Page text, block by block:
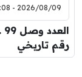
2026/08/09 - 11:08
رقم تاريخي